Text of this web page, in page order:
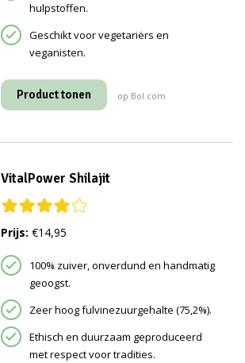
hulpstoffen.
Geschikt voor vegetariërs en
veganisten.
Product tonen op Bol.com
VitalPower Shilajit
Prijs: €14,95
100% zuiver, onverdund en handmatig
geoogst.
Zeer hoog fulvinezuurgehalte (75,2%).
Ethisch en duurzaam geproduceerd
met respect voor tradities.